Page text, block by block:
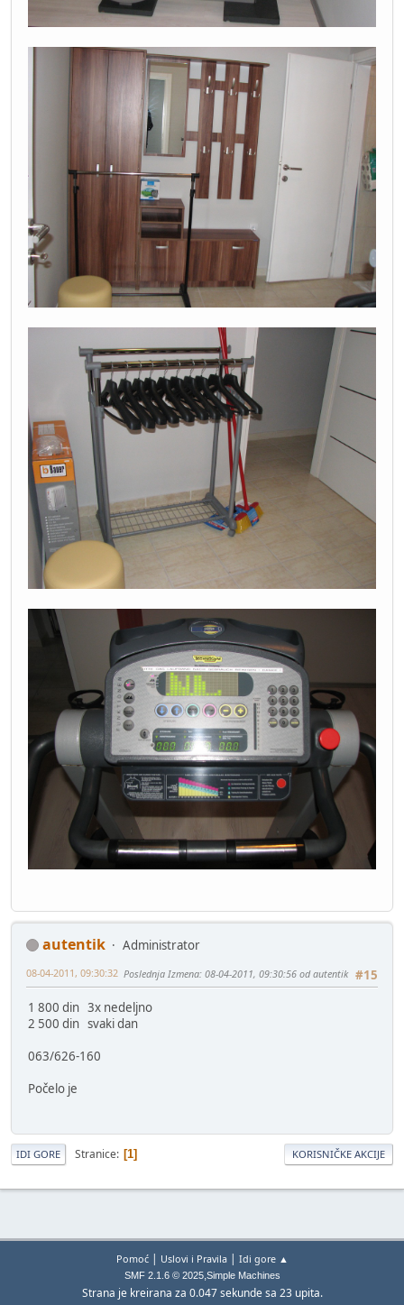
autentik
Administrator
#15
08-04-2011, 09:30:32 Poslednja Izmena: 08-04-2011, 09:30:56 od autentik
1 800 din 3x nedeljno
2 500 din svaki dan
063/626-160
Počelo je
IDI GORE Stranice 1 KORISNIČKE AKCIJE
Pomoć| Uslovi i Pravila| Idi gore ▲
SMF 2.1.6 © 2025,Simple Machines
Strana je kreirana za 0.047 sekunde sa 23 upita.